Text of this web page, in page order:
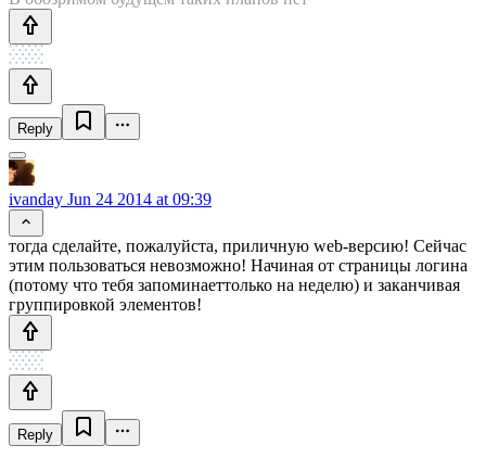
Reply
ivanday Jun 24 2014 at 09:39
тогда сделайте, пожалуйста, приличную web-версию! Сейчас
этим пользоваться невозможно! Начиная от страницы логина
(потому что тебя запоминаеттолько на неделю) и заканчивая
группировкой элементов!
Reply